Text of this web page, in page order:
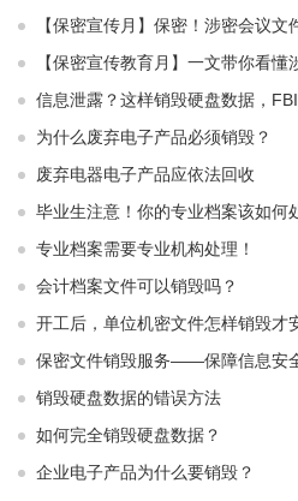
【保密宣传月】保密！涉密会议文
【保密宣传教育月】一文带你看
信息泄露？这样销毁硬盘数据，
为什么废弃电子产品必须销毁？
废弃电器电子产品应依法回收
毕业生注意！你的专业档案该如何
专业档案需要专业机构处理！
会计档案文件可以销毁吗？
开工后，单位机密文件怎样销毁才
保密文件销毁服务——保障信息安
销毁硬盘数据的错误方法
如何完全销毁硬盘数据？
企业电子产品为什么要销毁？